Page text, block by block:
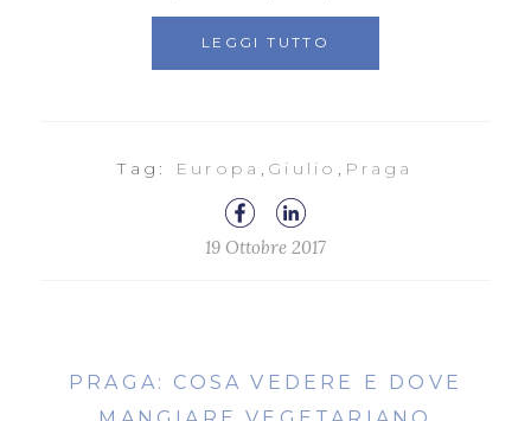
LEGGI TUTTO
Tag: Europa , Giulio , Praga
19 Ottobre 2017
PRAGA: COSA VEDERE E DOVE